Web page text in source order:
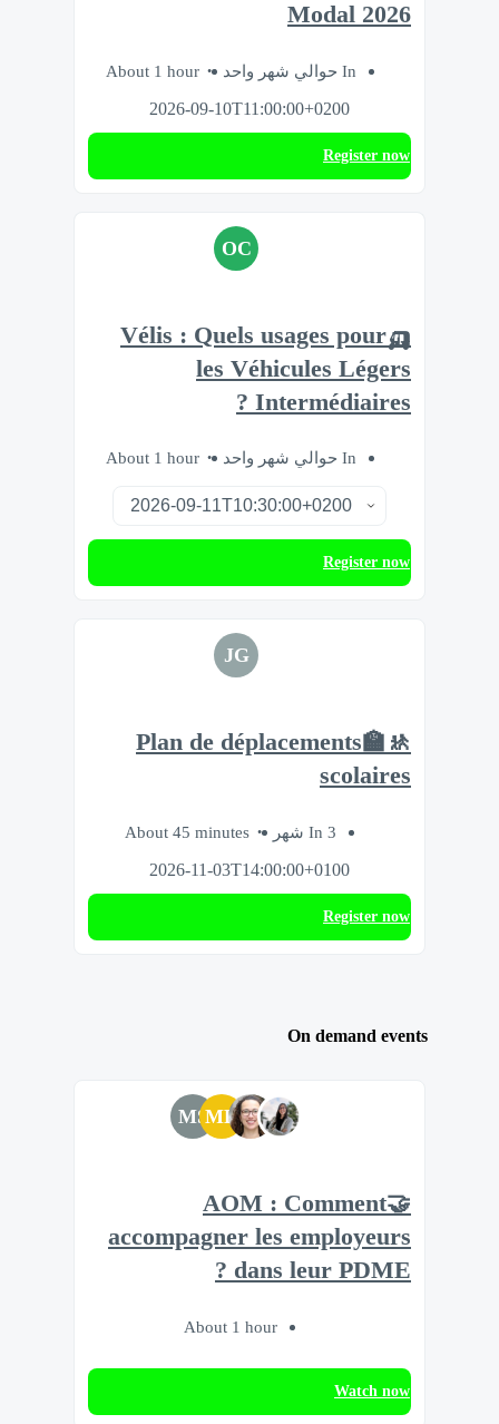
Modal 2026
In حوالي شهر واحد
About 1 hour
2026-09-10T11:00:00+0200
Register now
OC
🛺Vélis : Quels usages pour
les Véhicules Légers
Intermédiaires ?
In حوالي شهر واحد About 1 hour
Register now
JG
🚸🏫Plan de déplacements
scolaires
In 3 شهر
About 45 minutes
2026-11-03T14:00:00+0100
Register now
On demand events
MD
MS
🤝AOM : Comment
accompagner les employeurs
dans leur PDME ?
About 1 hour
Watch now